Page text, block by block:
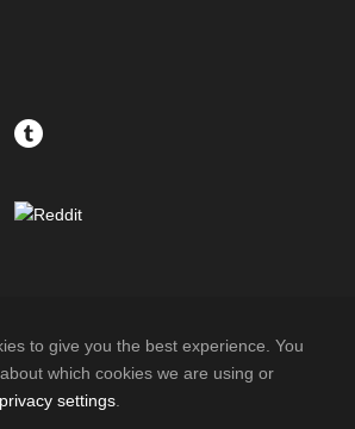
6 travellers are considering this tour
to give you the best experience. You
which cookies we are using or
privacy settings